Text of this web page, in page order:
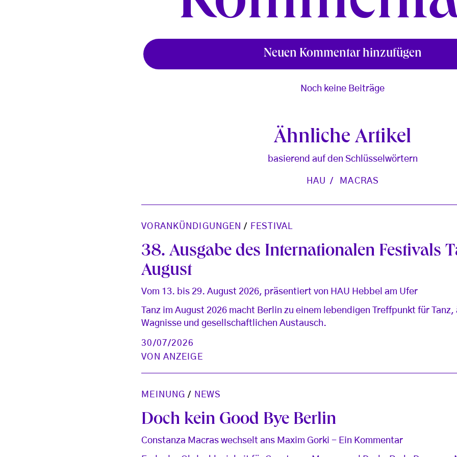
Neuen Kommentar hinzufügen
Noch keine Beiträge
Ähnliche Artikel
basierend auf den Schlüsselwörtern
HAU MACRAS
VORANKÜNDIGUNGEN / FESTIVAL
38. Ausgabe des Internationalen Festivals
August
Vom 13. bis 29. August 2026, präsentiert von HAU Hebbel am Ufer
Tanz im August 2026 macht Berlin zu einem lebendigen Treffpunkt für
Wagnisse und gesellschaftlichen Austausch.
30/07/2026
VON ANZEIGE
MEINUNG / NEWS
Doch kein Good Bye Berlin
Constanza Macras wechselt ans Maxim Gorki - Ein Kommentar